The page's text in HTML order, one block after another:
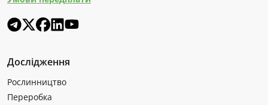
Дослідження
Рослинництво
Переробка